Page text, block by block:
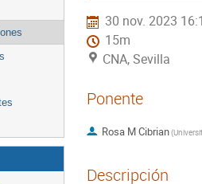
30 nov. 2023
15m
CNA, Sevilla
Ponente
Rosa M Cibrian(
Descripción